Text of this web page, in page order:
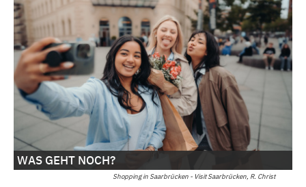
Shopping in Saarbrücken - Visit Saarbrücken, R. Christ
WAS GEHT NOCH?